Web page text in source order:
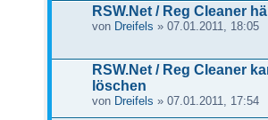
RSW.Net / Reg Cleaner
von Dreifels » 07.01.2011, 18:05
RSW.Net / Reg Cleaner
löschen
von Dreifels » 07.01.2011, 17:54